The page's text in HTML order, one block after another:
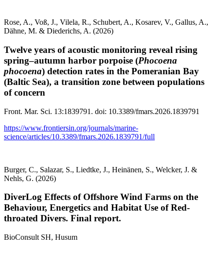
Rose, A., Voß, J., Vilela, R., Schubert, A., Kosarev, V., Gallus, A.,
Dähne, M. & Diederichs, A. (2026)
Twelve years of acoustic monitoring reveal rising
spring–autumn harbor porpoise (Phocoena
phocoena) detection rates in the Pomeranian Bay
(Baltic Sea), a transition zone between populations
of concern
Front. Mar. Sci. 13:1839791. doi: 10.3389/fmars.2026.1839791
https://www.frontiersin.org/journals/marine-
science/articles/10.3389/fmars.2026.1839791/full
Burger, C., Salazar, S., Liedtke, J., Heinänen, S., Welcker, J. &
Nehls, G. (2026)
DiverLog Effects of Offshore Wind Farms on the
Behaviour, Energetics and Habitat Use of Red-
throated Divers. Final report.
BioConsult SH, Husum